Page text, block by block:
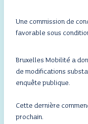
Une commission de
favorable sous
Bruxelles Mobilité a
de modifications
enquête publique.
Cette dernière
prochain.